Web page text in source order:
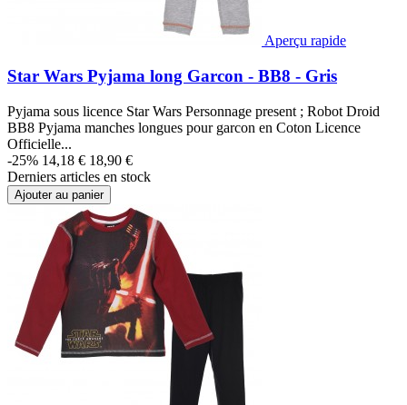
Aperçu rapide
Star Wars Pyjama long Garcon - BB8 - Gris
Pyjama sous licence Star Wars Personnage present ; Robot Droid
BB8 Pyjama manches longues pour garcon en Coton Licence
Officielle...
-25% 14,18 € 18,90 €
Derniers articles en stock
Ajouter au panier